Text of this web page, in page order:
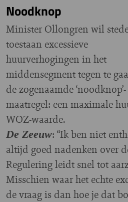
Noodknop
Minister Ollongren wil
toestaan excessieve
huurverhogingen in het
middensegment tegen te
de zogenaamde ‘noodknop’-
maatregel: een maximale
WOZ-waarde.
De Zeeuw: “Ik ben niet
altijd goed nadenken over
Regulering leidt snel tot
Misschien waar het echte
de vraag is dan hoe je dat